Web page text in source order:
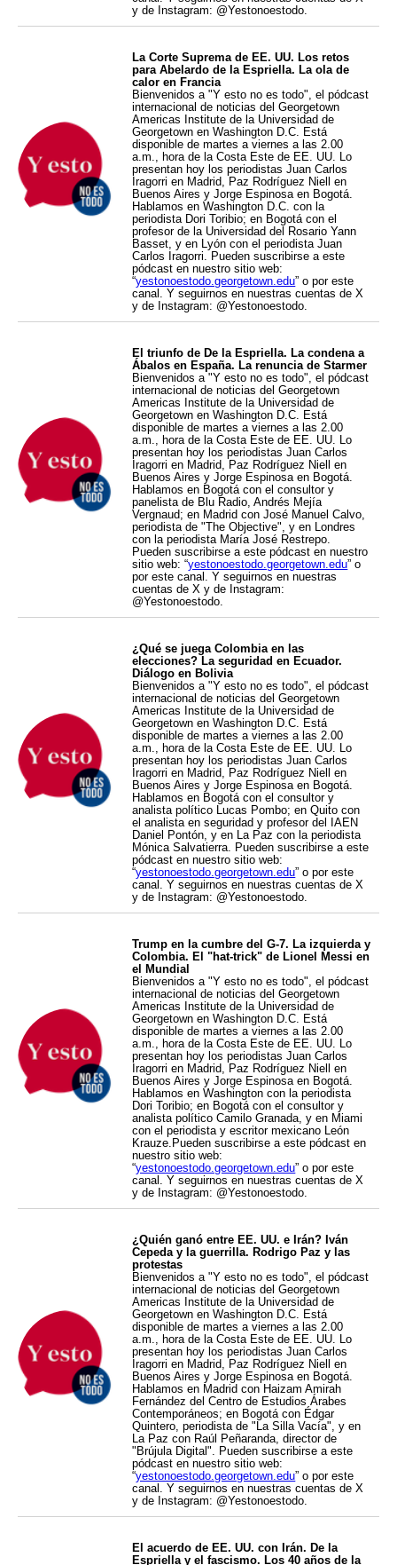
y de Instagram: @Yestonoestodo.
La Corte Suprema de EE. UU. Los retos
para Abelardo de la Espriella. La ola de
calor en Francia
Bienvenidos a "Y esto no es todo", el pódcast
internacional de noticias del Georgetown
Americas Institute de la Universidad de
Georgetown en Washington D.C. Está
disponible de martes a viernes a las 2.00
a.m., hora de la Costa Este de EE. UU. Lo
presentan hoy los periodistas Juan Carlos
Iragorri en Madrid, Paz Rodríguez Niell en
Buenos Aires y Jorge Espinosa en Bogotá.
Hablamos en Washington D.C. con la
periodista Dori Toribio; en Bogotá con el
profesor de la Universidad del Rosario Yann
Basset, y en Lyón con el periodista Juan
Carlos Iragorri. Pueden suscribirse a este
pódcast en nuestro sitio web:
“yestonoestodo.georgetown.edu” o por este
canal. Y seguirnos en nuestras cuentas de X
y de Instagram: @Yestonoestodo.
El triunfo de De la Espriella. La condena a
Ábalos en España. La renuncia de Starmer
Bienvenidos a "Y esto no es todo", el pódcast
internacional de noticias del Georgetown
Americas Institute de la Universidad de
Georgetown en Washington D.C. Está
disponible de martes a viernes a las 2.00
a.m., hora de la Costa Este de EE. UU. Lo
presentan hoy los periodistas Juan Carlos
Iragorri en Madrid, Paz Rodríguez Niell en
Buenos Aires y Jorge Espinosa en Bogotá.
Hablamos en Bogotá con el consultor y
panelista de Blu Radio, Andrés Mejía
Vergnaud; en Madrid con José Manuel Calvo,
periodista de "The Objective", y en Londres
con la periodista María José Restrepo.
Pueden suscribirse a este pódcast en nuestro
sitio web: “yestonoestodo.georgetown.edu” o
por este canal. Y seguirnos en nuestras
cuentas de X y de Instagram:
@Yestonoestodo.
¿Qué se juega Colombia en las
elecciones? La seguridad en Ecuador.
Diálogo en Bolivia
Bienvenidos a "Y esto no es todo", el pódcast
internacional de noticias del Georgetown
Americas Institute de la Universidad de
Georgetown en Washington D.C. Está
disponible de martes a viernes a las 2.00
a.m., hora de la Costa Este de EE. UU. Lo
presentan hoy los periodistas Juan Carlos
Iragorri en Madrid, Paz Rodríguez Niell en
Buenos Aires y Jorge Espinosa en Bogotá.
Hablamos en Bogotá con el consultor y
analista político Lucas Pombo; en Quito con
el analista en seguridad y profesor del IAEN
Daniel Pontón, y en La Paz con la periodista
Mónica Salvatierra. Pueden suscribirse a este
pódcast en nuestro sitio web:
“yestonoestodo.georgetown.edu” o por este
canal. Y seguirnos en nuestras cuentas de X
y de Instagram: @Yestonoestodo.
Trump en la cumbre del G-7. La izquierda y
Colombia. El "hat-trick" de Lionel Messi en
el Mundial
Bienvenidos a "Y esto no es todo", el pódcast
internacional de noticias del Georgetown
Americas Institute de la Universidad de
Georgetown en Washington D.C. Está
disponible de martes a viernes a las 2.00
a.m., hora de la Costa Este de EE. UU. Lo
presentan hoy los periodistas Juan Carlos
Iragorri en Madrid, Paz Rodríguez Niell en
Buenos Aires y Jorge Espinosa en Bogotá.
Hablamos en Washington con la periodista
Dori Toribio; en Bogotá con el consultor y
analista político Camilo Granada, y en Miami
con el periodista y escritor mexicano León
Krauze.Pueden suscribirse a este pódcast en
nuestro sitio web:
“yestonoestodo.georgetown.edu” o por este
canal. Y seguirnos en nuestras cuentas de X
y de Instagram: @Yestonoestodo.
¿Quién ganó entre EE. UU. e Irán? Iván
Cepeda y la guerrilla. Rodrigo Paz y las
protestas
Bienvenidos a "Y esto no es todo", el pódcast
internacional de noticias del Georgetown
Americas Institute de la Universidad de
Georgetown en Washington D.C. Está
disponible de martes a viernes a las 2.00
a.m., hora de la Costa Este de EE. UU. Lo
presentan hoy los periodistas Juan Carlos
Iragorri en Madrid, Paz Rodríguez Niell en
Buenos Aires y Jorge Espinosa en Bogotá.
Hablamos en Madrid con Haizam Amirah
Fernández del Centro de Estudios Árabes
Contemporáneos; en Bogotá con Édgar
Quintero, periodista de "La Silla Vacía", y en
La Paz con Raúl Peñaranda, director de
"Brújula Digital". Pueden suscribirse a este
pódcast en nuestro sitio web:
“yestonoestodo.georgetown.edu” o por este
canal. Y seguirnos en nuestras cuentas de X
y de Instagram: @Yestonoestodo.
El acuerdo de EE. UU. con Irán. De la
Espriella y el fascismo. Los 40 años de la